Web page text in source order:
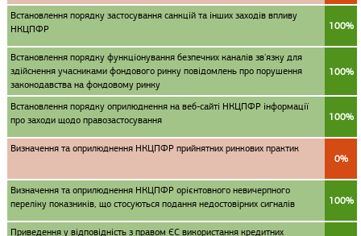
Встановлення порядку застосування санкцій та інших заходів впливу
НКЦПФР
100%
Встановлення порядку функціонування безпечних каналів зв'язку для
здійснення учасниками фондового ринку повідомлень про порушення
законодавства на фондовому ринку
100%
Встановлення порядку оприлюднення на веб-сайті НКЦПФР інформації
про заходи щодо правозастосування
100%
Визначення та оприлюднення НКЦПФР прийнятних ринкових практик
0%
Визначення та оприлюднення НКЦПФР орієнтовного невичерпного
переліку показників, що стосуються подання недостовірних сигналів
100%
Приведення у відповідність з правом ЄС використання кредитних